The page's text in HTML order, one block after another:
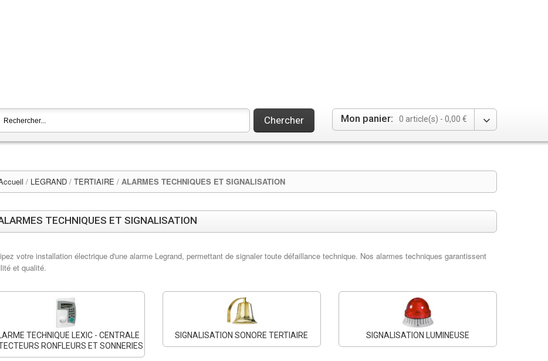
Mon panier: 0 article(s) - 0,00 €
Chercher
/ LEGRAND / TERTIAIRE / ALARMES TECHNIQUES ET SIGNALISATION
TECHNIQUES ET SIGNALISATION
votre installation électrique d'une alarme Legrand, permettant de signaler toute défaillance technique. Nos alarmes techniques garantissent
et qualité.
TECHNIQUE LEXIC - CENTRALE
RONFLEURS ET SONNERIES
SIGNALISATION SONORE TERTIAIRE SIGNALISATION LUMINEUSE